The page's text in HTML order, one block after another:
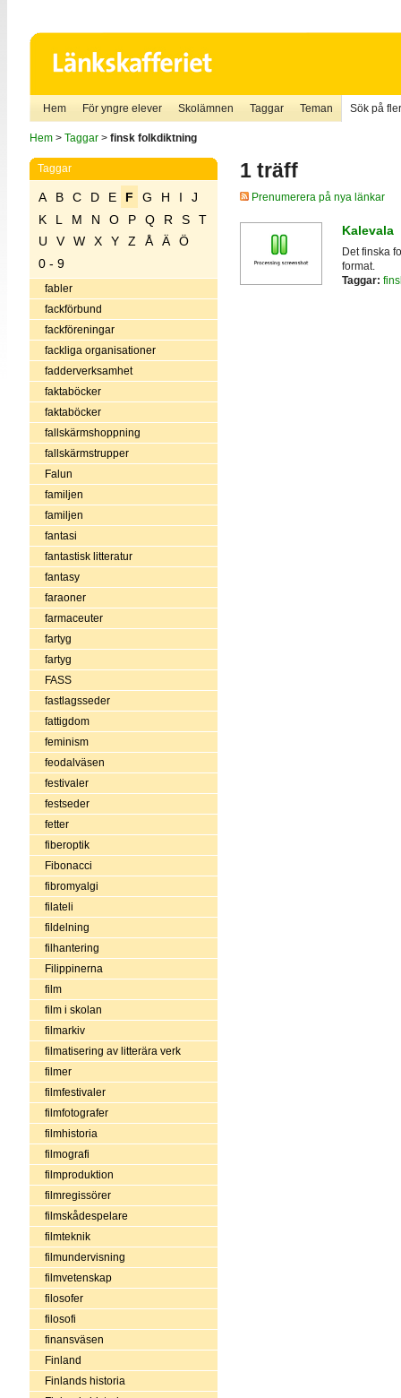
Hem För yngre elever Skolämnen Taggar Teman Sök på
Hem> Taggar> finsk folkdiktning
Taggar
A B C D E F G H I
J
K
L M N O P Q R S
T
U
V W X Y Z Å Ä
Ö
0 - 9
fabler
fackförbund
fackföreningar
fackliga organisationer
fadderverksamhet
faktaböcker
faktaböcker
fallskärmshoppning
fallskärmstrupper
Falun
familjen
familjen
fantasi
fantastisk litteratur
fantasy
faraoner
farmaceuter
fartyg
fartyg
FASS
fastlagsseder
fattigdom
feminism
feodalväsen
festivaler
festseder
fetter
fiberoptik
Fibonacci
fibromyalgi
filateli
fildelning
filhantering
Filippinerna
film
film i skolan
filmarkiv
filmatisering av litterära verk
filmer
filmfestivaler
filmfotografer
filmhistoria
filmografi
filmproduktion
filmregissörer
filmskådespelare
filmteknik
filmundervisning
filmvetenskap
filosofer
filosofi
finansväsen
Finland
Finlands historia
1 träff
Prenumerera på nya länkar
Kalevala
Det finska
format.
Taggar: